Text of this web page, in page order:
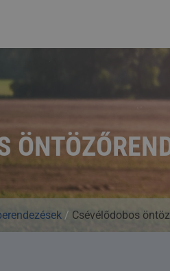
/ Csévélődobos